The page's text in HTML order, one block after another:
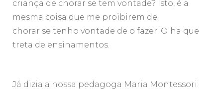
criança de chorar se tem vontade? Isto, é a
mesma coisa que me proibirem de
chorar se tenho vontade de o fazer. Olha que
treta de ensinamentos.
Já dizia a nossa pedagoga Maria Montessori: